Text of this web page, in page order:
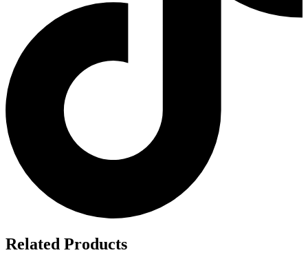
Related Products